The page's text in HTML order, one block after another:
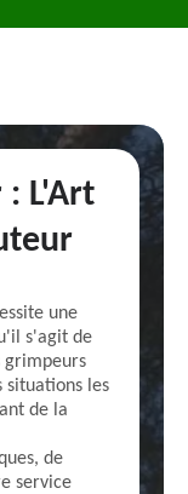
: L'Art
une
s'agit de
grimpeurs
situations les
de la
de
service